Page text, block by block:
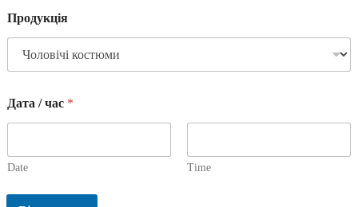
Продукція
Дата / час *
Date Time